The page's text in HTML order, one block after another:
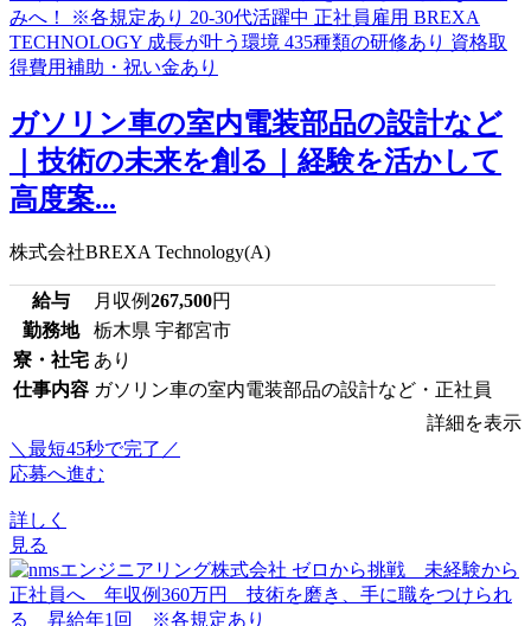
ガソリン車の室内電装部品の設計など
｜技術の未来を創る｜経験を活かして
高度案...
株式会社BREXA Technology(A)
給与 月収例267,500円
勤務地
栃木県 宇都宮市
寮・社宅 あり
仕事内容 ガソリン車の室内電装部品の設計など・正社員
詳細を表示
＼最短45秒で完了／
応募へ進む
詳しく
見る